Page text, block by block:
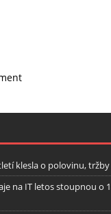
klesla o polovinu,
na IT letos stoupnou o